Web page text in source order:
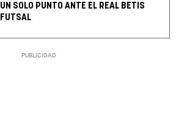
UN SOLO PUNTO ANTE EL REAL BETIS
FUTSAL